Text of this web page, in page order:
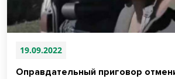
19.09.2022
Оправдательный приговор